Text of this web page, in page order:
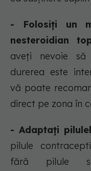
- Folosiți un
nesteroidian
aveți nevoie
durerea este
vă poate
direct pe zona în
- Adaptați
pilule
fără pilule